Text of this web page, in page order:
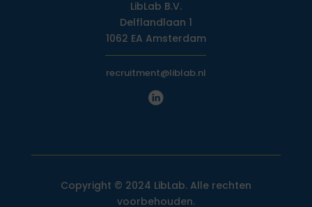
LibLab B.V.
Delflandlaan 1
1062 EA Amsterdam
recruitment@liblab.nl
Copyright © 2024 LibLab. Alle rechten
voorbehouden.